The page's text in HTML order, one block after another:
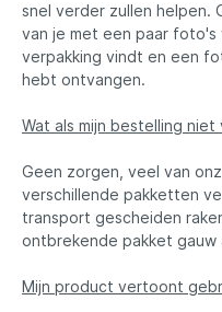
snel verder zullen helpen.
van je met een paar
verpakking vindt en een
hebt ontvangen.
Wat als mijn bestelling niet
Geen zorgen, veel van
verschillende pakketten
transport gescheiden
ontbrekende pakket gauw
Mijn product vertoont